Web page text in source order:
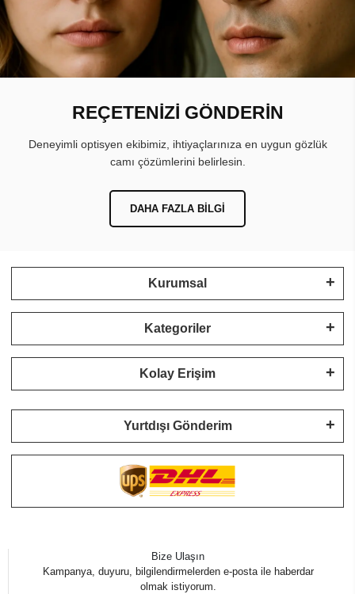
REÇETENİZİ GÖNDERİN
Deneyimli optisyen ekibimiz, ihtiyaçlarınıza en uygun gözlük
camı çözümlerini belirlesin.
DAHA FAZLA BILGI
Kurumsal
Kategoriler
Kolay Erişim
Yurtdışı Gönderim
Bize Ulaşın
Kampanya, duyuru, bilgilendirmelerden e-posta ile haberdar
olmak istiyorum.